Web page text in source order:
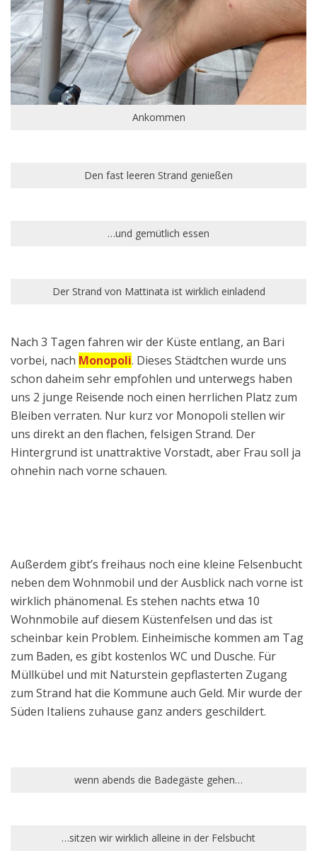
Ankommen
Den fast leeren Strand genießen
…und gemütlich essen
Der Strand von Mattinata ist wirklich einladend
Nach 3 Tagen fahren wir der Küste entlang, an Bari
vorbei, nach Monopoli. Dieses Städtchen wurde uns
schon daheim sehr empfohlen und unterwegs haben
uns 2 junge Reisende noch einen herrlichen Platz zum
Bleiben verraten. Nur kurz vor Monopoli stellen wir
uns direkt an den flachen, felsigen Strand. Der
Hintergrund ist unattraktive Vorstadt, aber Frau soll ja
ohnehin nach vorne schauen.
Außerdem gibt’s freihaus noch eine kleine Felsenbucht
neben dem Wohnmobil und der Ausblick nach vorne ist
wirklich phänomenal. Es stehen nachts etwa 10
Wohnmobile auf diesem Küstenfelsen und das ist
scheinbar kein Problem. Einheimische kommen am Tag
zum Baden, es gibt kostenlos WC und Dusche. Für
Müllkübel und mit Naturstein gepflasterten Zugang
zum Strand hat die Kommune auch Geld. Mir wurde der
Süden Italiens zuhause ganz anders geschildert.
wenn abends die Badegäste gehen…
…sitzen wir wirklich alleine in der Felsbucht